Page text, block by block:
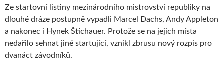
Ze startovní listiny mezinárodního mistrovství republiky na
dlouhé dráze postupně vypadli Marcel Dachs, Andy Appleton
a nakonec i Hynek Štichauer. Protože se na jejich místa
nedařilo sehnat jiné startující, vznikl zbrusu nový rozpis pro
dvanáct závodníků.